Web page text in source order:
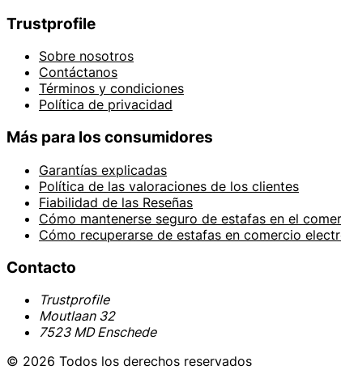
Trustprofile
Sobre nosotros
Contáctanos
Términos y condiciones
Política de privacidad
Más para los consumidores
Garantías explicadas
Política de las valoraciones de los clientes
Fiabilidad de las Reseñas
Cómo mantenerse seguro de estafas en el
Cómo recuperarse de estafas en comercio
Contacto
Trustprofile
Moutlaan 32
7523 MD Enschede
© 2026 Todos los derechos reservados